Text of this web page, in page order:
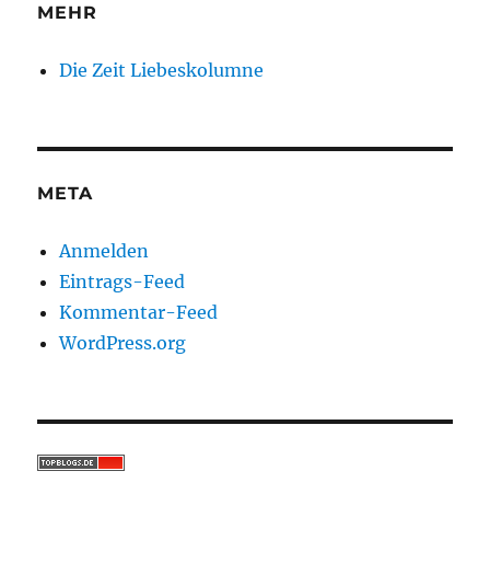
MEHR
Die Zeit Liebeskolumne
META
Anmelden
Eintrags-Feed
Kommentar-Feed
WordPress.org